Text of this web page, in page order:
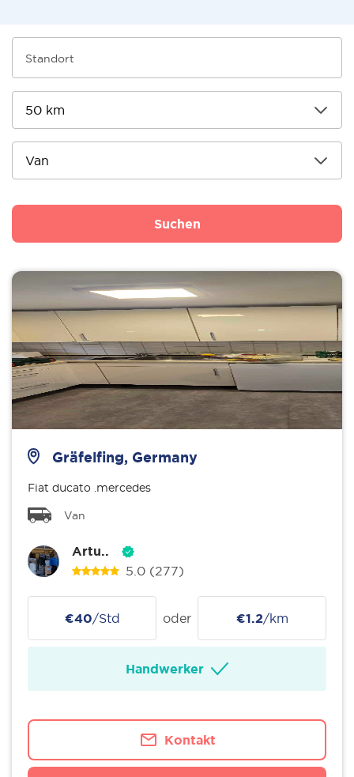
Suchen
Gräfelfing, Germany
Fiat ducato .mercedes
Van
Artu..
5.0 (277)
€40/Std oder €1.2/km
Handwerker
Kontakt